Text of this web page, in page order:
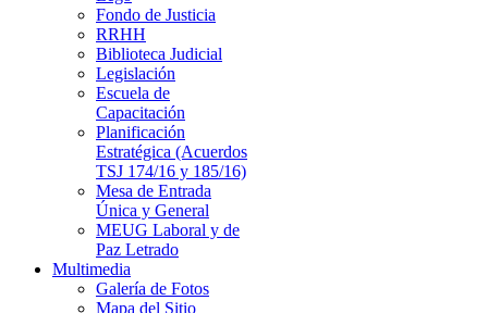
Fondo de Justicia
RRHH
Biblioteca Judicial
Legislación
Escuela de
Capacitación
Planificación
Estratégica (Acuerdos
TSJ 174/16 y 185/16)
Mesa de Entrada
Única y General
MEUG Laboral y de
Paz Letrado
Multimedia
Galería de Fotos
Mapa del Sitio